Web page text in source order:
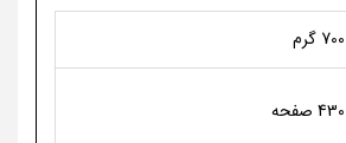
700 گرم
430 صفحه